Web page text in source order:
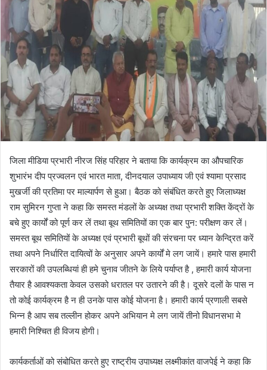
जिला मीडिया प्रभारी नीरज सिंह परिहार ने बताया कि कार्यक्रम का औपचारिक
शुभारंभ दीप प्रज्वलन एवं भारत माता, दीनदयाल उपाध्याय जी एवं श्यामा प्रसाद
मुखर्जी की प्रतिमा पर माल्यार्पण से हुआ। बैठक को संबंधित करते हुए जिलाध्यक्ष
राम सुमिरन गुप्ता ने कहा कि समस्त मंडलों के अध्यक्ष तथा प्रभारी शक्ति केंद्रों के
बचे हुए कार्यों को पूर्ण कर लें तथा बूथ समितियों का एक बार पुन: परीक्षण कर लें।
समस्त बूथ समितियों के अध्यक्ष एवं प्रभारी बूथों की संरचना पर ध्यान केन्द्रित करें
तथा अपने निर्धारित दायित्वों के अनुसार अपने कार्यों मे लग जायें। हमारे पास हमारी
सरकारों की उपलब्धियां ही हमे चुनाव जीतने के लिये पर्याप्त है , हमारी कार्य योजना
तैयार है आवश्यकता केवल उसको धरातल पर उतारने की है। दूसरे दलों के पास न
तो कोई कार्यक्रम है न ही उनके पास कोई‌ योजना है। हमारी कार्य प्रणाली सबसे
भिन्न है आप‌ सब‌ तल्लीन होकर अपने अभियान मे लग जायें तीनो विधानसभा मे
हमारी निश्चित ही विजय होगी।
कार्यकर्ताओं को संबोधित करते हुए राष्ट्रीय उपाध्यक्ष लक्ष्मीकांत वाजपेई ने कहा कि